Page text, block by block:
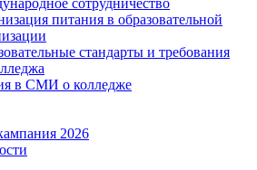
сотрудничество
питания в образовательной
стандарты и требования
в СМИ о колледже
2026